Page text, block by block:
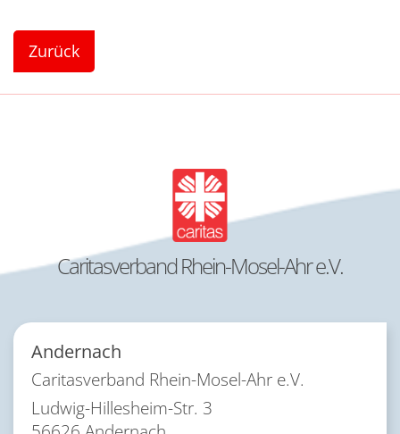
Zurück
Caritasverband Rhein-Mosel-Ahr e.V.
Andernach
Caritasverband Rhein-Mosel-Ahr e.V.
Ludwig-Hillesheim-Str. 3